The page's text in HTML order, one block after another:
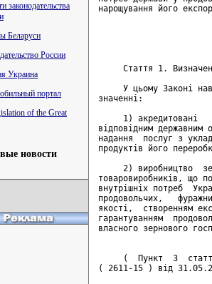
законодательства
Беларуси
России
Украина
портал
of the Great
новости